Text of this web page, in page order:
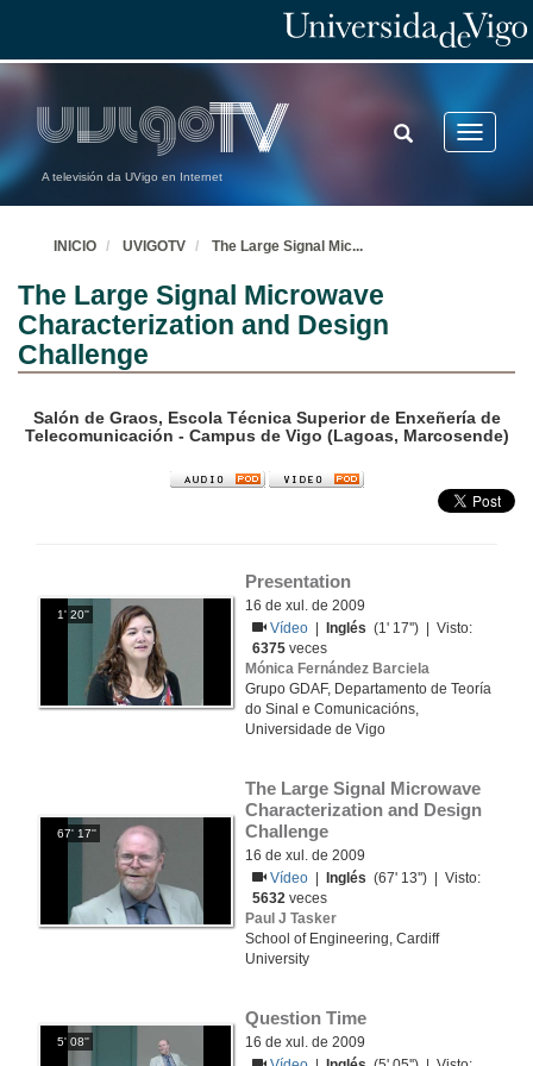
A televisión da UVigo en Internet
Toggle
TOGGLE
SEARCH
INICIO UVIGOTV The Large Signal Mic...
The Large Signal Microwave
Characterization and Design
Challenge
Salón de Graos, Escola Técnica Superior de Enxeñería de
Telecomunicación - Campus de Vigo (Lagoas, Marcosende)
1' 20''
Presentation
16 de xul. de 2009
Vídeo
Inglés (1' 17'') | Visto:
6375 veces
Mónica Fernández Barciela
Grupo GDAF, Departamento de Teoría
do Sinal e Comunicacións,
Universidade de Vigo
67' 17''
The Large Signal Microwave
Characterization and Design
Challenge
16 de xul. de 2009
Vídeo
Inglés (67' 13'') | Visto:
5632 veces
Paul J Tasker
School of Engineering, Cardiff
University
5' 08''
Question Time
16 de xul. de 2009